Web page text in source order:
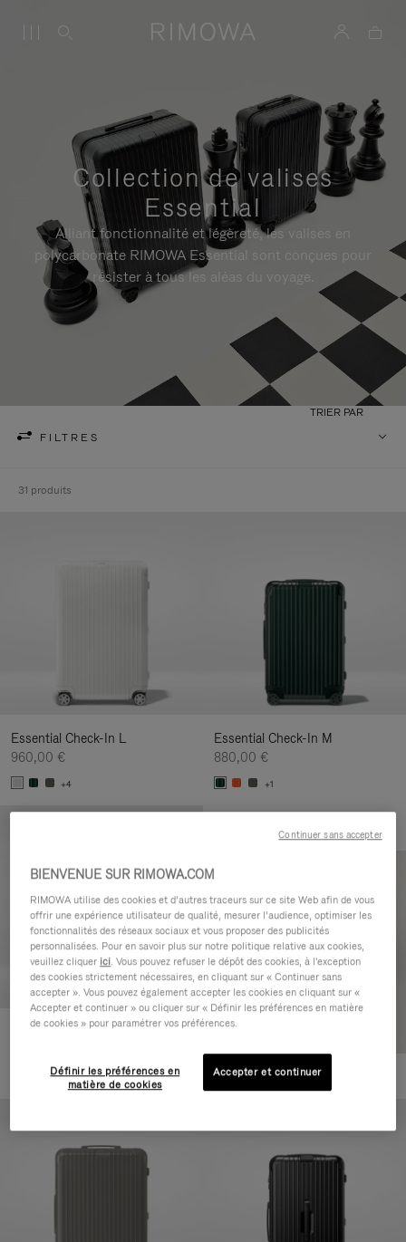
Collection de valises
Essential
Alliant fonctionnalité et légèreté, les valises en
polycarbonate RIMOWA Essential sont conçues pour
résister à tous les aléas du voyage.
FILTRES
TRIER PAR
31 produits
Essential Check-In L
960,00 €
+4
Essential Check-In M
880,00 €
+1
Essential Cabin
+5
BIENVENUE SUR RIMOWA.COM
RIMOWA utilise des cookies et d’autres traceurs sur ce site Web afin de vous
offrir une expérience utilisateur de qualité, mesurer l’audience, optimiser les
fonctionnalités des réseaux sociaux et vous proposer des publicités
personnalisées. Pour en savoir plus sur notre politique relative aux cookies,
veuillez cliquer ici. Vous pouvez refuser le dépôt des cookies, à l'exception
des cookies strictement nécessaires, en cliquant sur « Continuer sans
accepter ». Vous pouvez également accepter les cookies en cliquant sur «
Accepter et continuer » ou cliquer sur « Définir les préférences en matière
de cookies » pour paramétrer vos préférences.
Définir les préférences en
matière de cookies
Accepter et continuer
Continuer sans accepter